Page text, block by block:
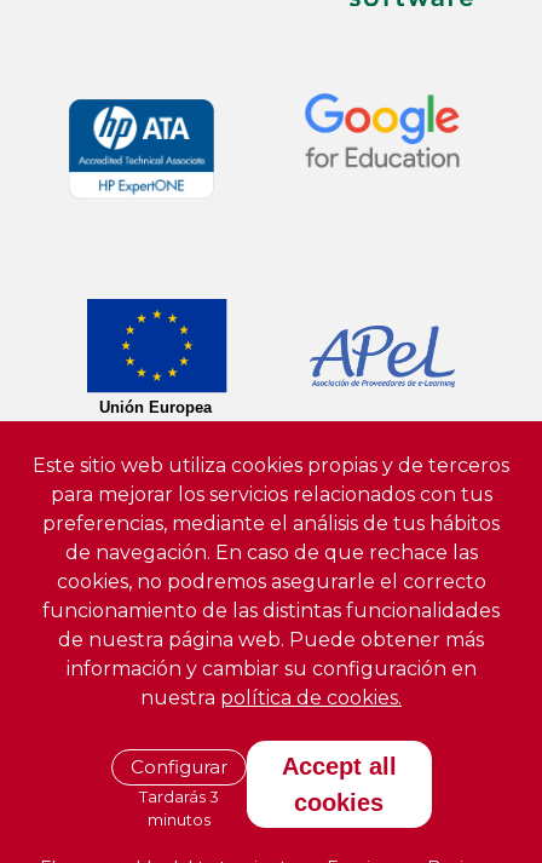
Este sitio web utiliza cookies propias y de terceros
para mejorar los servicios relacionados con tus
preferencias, mediante el análisis de tus hábitos
de navegación. En caso de que rechace las
cookies, no podremos asegurarle el correcto
funcionamiento de las distintas funcionalidades
de nuestra página web. Puede obtener más
información y cambiar su configuración en
nuestra política de cookies.
Configurar
Tardarás 3
minutos
Accept all
cookies